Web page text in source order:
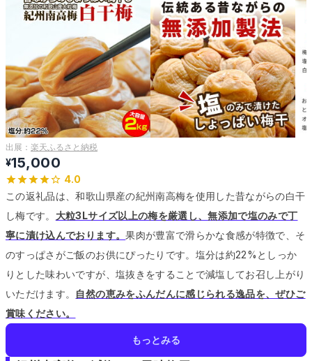
出展： 楽天ふるさと納税
¥15,000
4.0
この返礼品は、和歌山県産の紀州南高梅を使用した昔ながらの白干
し梅です。 大粒3Lサイズ以上の梅を厳選し、無添加で塩のみで丁
寧に漬け込んでおります。果肉が豊富で滑らかな食感が特徴で、そ
のすっぱさがご飯のお供にぴったりです。 塩分は約22%としっか
りとした味わいですが、塩抜きをすることで減塩してお召し上がり
いただけます。 自然の恵みをふんだんに感じられる逸品を、ぜひご
賞味ください。
もっとみる